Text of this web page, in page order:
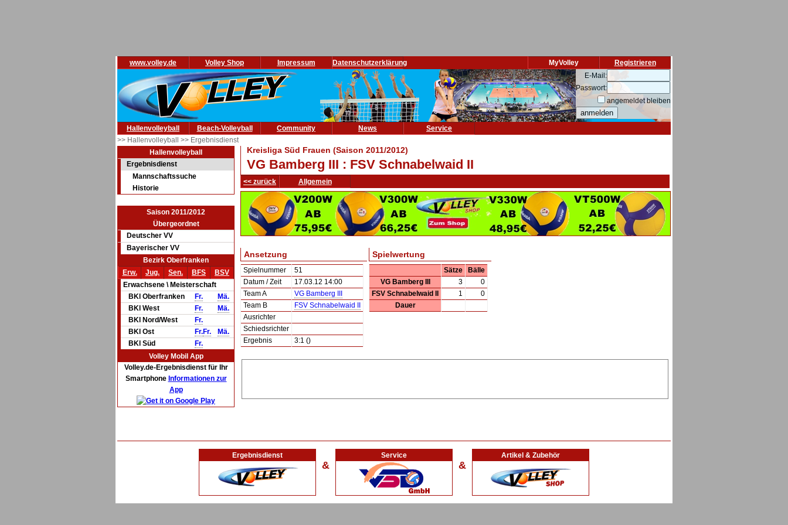
www.volley.de Volley Shop Impressum Datenschutzerklärung Registrieren
MyVolley
E-Mail:
Passwort:
angemeldet bleiben
Hallenvolleyball Beach-Volleyball Community News
Service
>> Hallenvolleyball >> Ergebnisdienst
Hallenvolleyball
Ergebnisdienst
Mannschaftssuche
Historie
Saison 2011/2012
Übergeordnet
Deutscher VV
Bayerischer VV
Bezirk Oberfranken
Erw.
Jug. Sen. BFS
BSV
Erwachsene \ Meisterschaft
BKl Oberfranken
Fr.
Mä.
BKl West
Fr.
Mä.
BKl Nord/West
Fr.
BKl Ost
Fr.Fr.
Mä.
BKl Süd
Fr.
Volley Mobil App
Volley.de-Ergebnisdienst für Ihr
Smartphone Informationen zur
App
Kreisliga Süd Frauen (Saison 2011/2012)
VG Bamberg III : FSV Schnabelwaid II
<< zurück Allgemein
Ansetzung
Spielnummer
51
Datum / Zeit
17.03.12 14:00
Team A
VG Bamberg III
Team B
FSV Schnabelwaid II
Ausrichter
Schiedsrichter
Ergebnis
3:1 ()
Spielwertung
Sätze
Bälle
VG Bamberg III
3
0
FSV Schnabelwaid II
1
0
Dauer
Ergebnisdienst
&
Service
&
Artikel & Zubehör